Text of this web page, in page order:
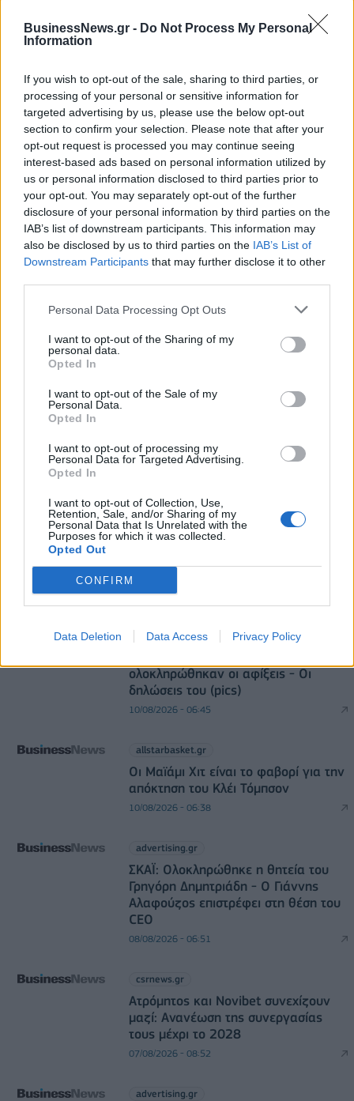
BusinessNews.gr - Do Not Process My Personal
Information
If you wish to opt-out of the sale, sharing to third parties, or
processing of your personal or sensitive information for
targeted advertising by us, please use the below opt-out
section to confirm your selection. Please note that after your
opt-out request is processed you may continue seeing
interest-based ads based on personal information utilized by
us or personal information disclosed to third parties prior to
your opt-out. You may separately opt-out of the further
disclosure of your personal information by third parties on the
IAB’s list of downstream participants. This information may
also be disclosed by us to third parties on the IAB’s List of
Downstream Participants that may further disclose it to other
Personal Data Processing Opt Outs
I want to opt-out of the Sharing of my
personal data.
Opted In
I want to opt-out of the Sale of my
Personal Data.
Opted In
I want to opt-out of processing my
Personal Data for Targeted Advertising.
Opted In
I want to opt-out of Collection, Use,
Retention, Sale, and/or Sharing of my
Personal Data that Is Unrelated with the
Purposes for which it was collected.
Opted Out
CONFIRM
Data Deletion Data Access Privacy Policy
Υπ. Μεταφορών: Οριστική λύση στο ζήτημα των
πινακίδων κυκλοφορίας - Τέλος στις χρονοβόρες
διαδικασίες
09/08/2026 - 11:18 ΕΛΛΑΔΑ
Στα 15 δισ. ευρώ ο στόχος για νέα δάνεια το 2026
- Η «ακτινογραφία» της κερδοφορίας των
τραπεζών το α΄ εξάμηνο
09/08/2026 - 10:52 ΤΡΑΠΕΖΕΣ
ανταγωνιστές – Άνοδος μεριδίων σε 9 από 11
κλάδους (Εθνική Τράπεζα)
Από τη Δυτική Αττική στη Νότια Γαλλία : Οι
τα πύρινα μέτωπα
09/08/2026 - 12:08
Αυξημένη η επιβατική κίνηση από το λιμάνι του
Πειραιά – Περίπου 60.000 ταξίδεψαν Παρασκευή
και Σάββατο
09/08/2026 - 12:33 ΕΛΛΑΔΑ
allstarbasket.gr
ολοκληρώθηκαν οι αφίξεις - Οι
δηλώσεις του (pics)
10/08/2026 - 06:45
allstarbasket.gr
Οι Μαϊάμι Χιτ είναι το φαβορί για την
απόκτηση του Κλέι Τόμπσον
10/08/2026 - 06:38
advertising.gr
ΣΚΑΪ: Ολοκληρώθηκε η θητεία του
Γρηγόρη Δημητριάδη - Ο Γιάννης
Αλαφούζος επιστρέφει στη θέση του
CEO
08/08/2026 - 06:51
csrnews.gr
Ατρόμητος και Novibet συνεχίζουν
μαζί: Ανανέωση της συνεργασίας
τους μέχρι το 2028
07/08/2026 - 08:52
advertising.gr